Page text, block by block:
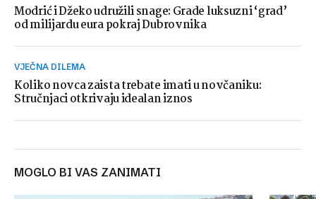
Modrić i Džeko udružili snage: Grade luksuzni ‘grad’
od milijardu eura pokraj Dubrovnika
VJEČNA DILEMA
Koliko novca zaista trebate imati u novčaniku:
Stručnjaci otkrivaju idealan iznos
MOGLO BI VAS ZANIMATI